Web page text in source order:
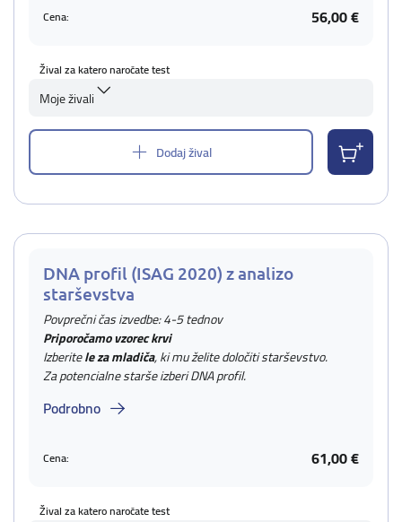
Cena: 56,00 €
Žival za katero naročate test
Moje živali
Dodaj žival
DNA profil (ISAG 2020) z analizo
starševstva
Povprečni čas izvedbe: 4-5 tednov
Priporočamo vzorec krvi
Izberitele za mladiča, ki mu želite določiti starševstvo.
Za potencialne starše izberi DNA profil.
Podrobno
Cena: 61,00 €
Žival za katero naročate test